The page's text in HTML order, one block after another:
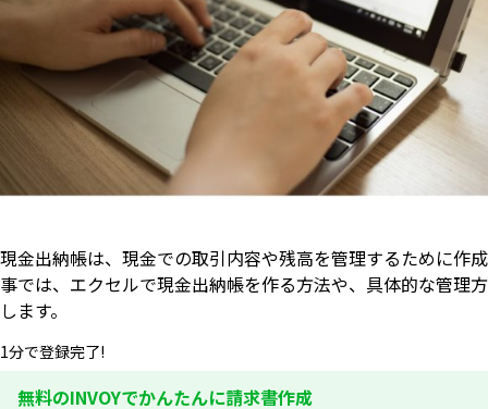
現金出納帳は、現金での取引内容や残高を管理するために作
事では、エクセルで現金出納帳を作る方法や、具体的な管理
します。
1分で登録完了!
無料のINVOYでかんたんに請求書作成